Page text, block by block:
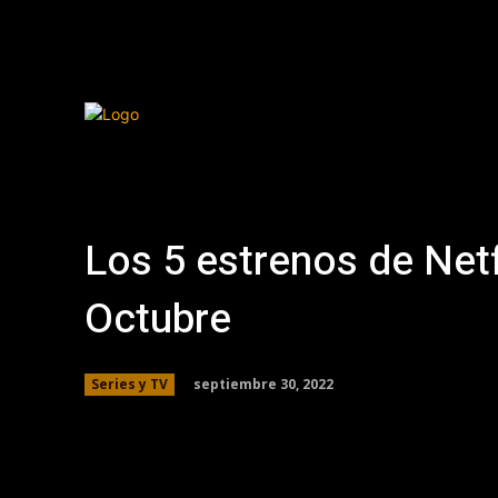
Los 5 estrenos de
Octubre
Series y TV septiembre 30, 2022